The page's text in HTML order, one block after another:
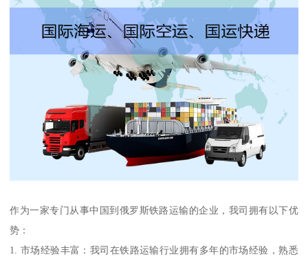
作为一家专门从事中国到俄罗斯铁路运输的企业，我司拥有以下优
势：
1. 市场经验丰富：我司在铁路运输行业拥有多年的市场经验，熟悉